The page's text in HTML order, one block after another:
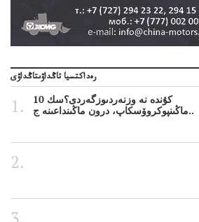
رەداكتسيا تاڭداۋىتاڭداۋى
10 كۇندە نە وزنەردىوزگەردى؟سك
ماڭىنپوكروۆسكاپ، درون ماڭىنداعىنە ج..